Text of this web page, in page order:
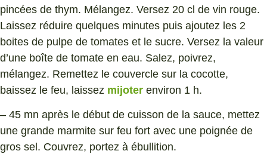
pincées de thym. Mélangez. Versez 20 cl de vin rouge.
Laissez réduire quelques minutes puis ajoutez les 2
boites de pulpe de tomates et le sucre. Versez la valeur
d’une boîte de tomate en eau. Salez, poivrez,
mélangez. Remettez le couvercle sur la cocotte,
baissez le feu, laissez mijoter environ 1 h.
– 45 mn après le début de cuisson de la sauce, mettez
une grande marmite sur feu fort avec une poignée de
gros sel. Couvrez, portez à ébullition.